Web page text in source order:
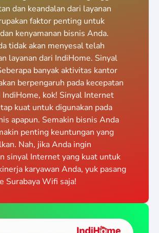
dan keandalan dari layanan
faktor penting untuk
kenyamanan bisnis Anda.
tidak akan menyesal telah
layanan dari IndiHome. Sinyal
banyak aktivitas kantor
berpengaruh pada kecepatan
kok! Sinyal Internet
kuat untuk digunakan pada
apapun. Semakin bisnis Anda
penting keuntungan yang
Nah, jika Anda ingin
sinyal Internet yang kuat untuk
karyawan Anda, yuk pasang
Surabaya Wifi saja!